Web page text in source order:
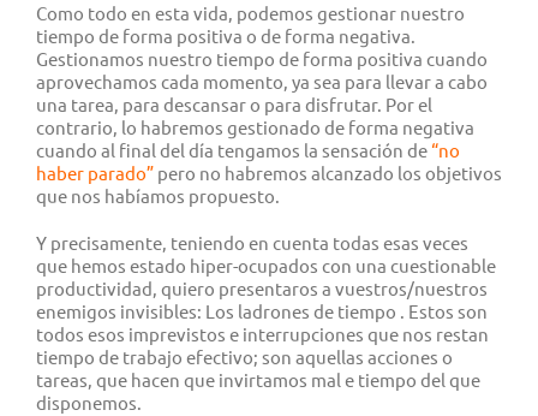
Como todo en esta vida, podemos gestionar nuestro
tiempo de forma positiva o de forma negativa.
Gestionamos nuestro tiempo de forma positiva cuando
aprovechamos cada momento, ya sea para llevar a cabo
una tarea, para descansar o para disfrutar. Por el
contrario, lo habremos gestionado de forma negativa
cuando al final del día tengamos la sensación de “no
haber parado” pero no habremos alcanzado los objetivos
que nos habíamos propuesto.
Y precisamente, teniendo en cuenta todas esas veces
que hemos estado hiper-ocupados con una cuestionable
productividad, quiero presentaros a vuestros/nuestros
enemigos invisibles: Los ladrones de tiempo . Estos son
todos esos imprevistos e interrupciones que nos restan
tiempo de trabajo efectivo; son aquellas acciones o
tareas, que hacen que invirtamos mal e tiempo del que
disponemos.